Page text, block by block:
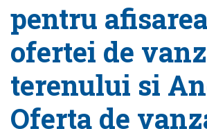
pentru
ofertei de
terenului si
Oferta de